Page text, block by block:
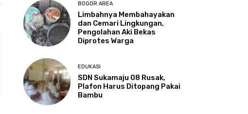
BOGOR AREA
Limbahnya Membahayakan
dan Cemari Lingkungan,
Pengolahan Aki Bekas
Diprotes Warga
EDUKASI
SDN Sukamaju 08 Rusak,
Plafon Harus Ditopang Pakai
Bambu